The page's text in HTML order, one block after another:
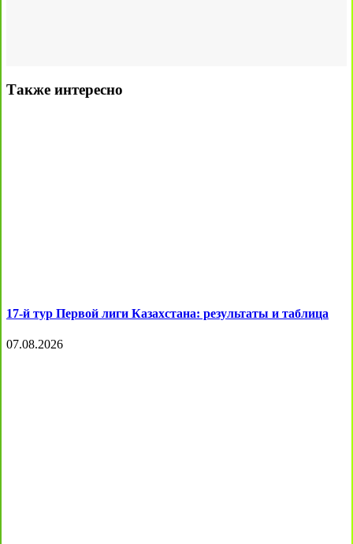
Также интересно
17-й тур Первой лиги Казахстана: результаты и таблица
07.08.2026